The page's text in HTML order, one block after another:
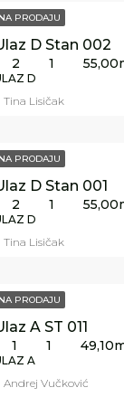
NA PRODAJU
D Stan 002
2 1 55,00
D
Tina Lisičak
NA PRODAJU
D Stan 001
2 1 55,00
D
Tina Lisičak
NA PRODAJU
A ST 011
1 1 49,10
A
Andrej Vučković